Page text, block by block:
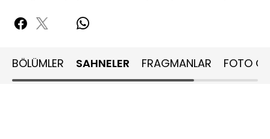
BÖLÜMLER SAHNELER FRAGMANLAR FOTO